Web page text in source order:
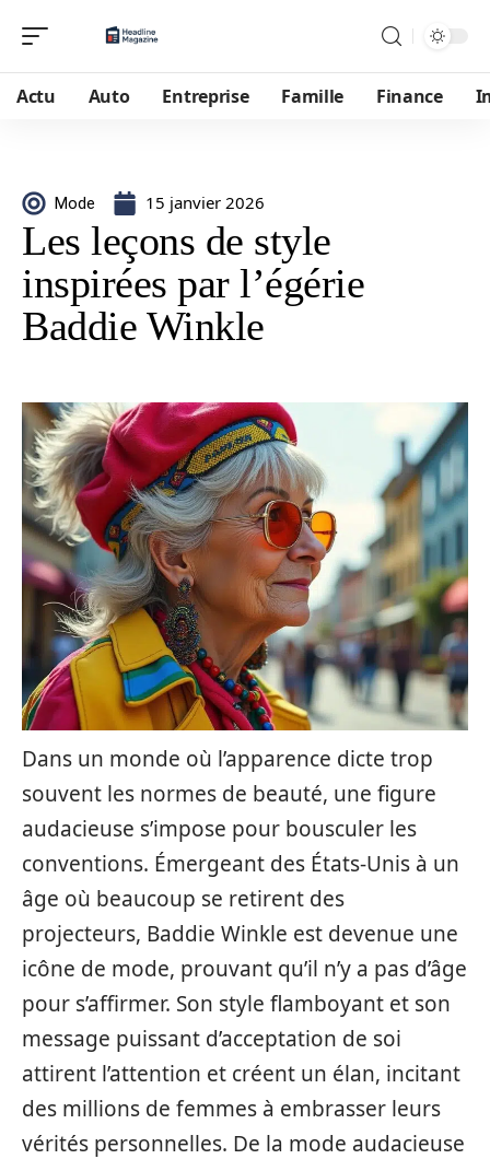
Actu Auto Entreprise Famille Finance
Mode 15 janvier 2026
Les leçons de style
inspirées par l’égérie
Baddie Winkle
Dans un monde où l’apparence dicte trop
souvent les normes de beauté, une figure
audacieuse s’impose pour bousculer les
conventions. Émergeant des États-Unis à un
âge où beaucoup se retirent des
projecteurs, Baddie Winkle est devenue une
icône de mode, prouvant qu’il n’y a pas d’âge
pour s’affirmer. Son style flamboyant et son
message puissant d’acceptation de soi
attirent l’attention et créent un élan, incitant
des millions de femmes à embrasser leurs
vérités personnelles. De la mode audacieuse